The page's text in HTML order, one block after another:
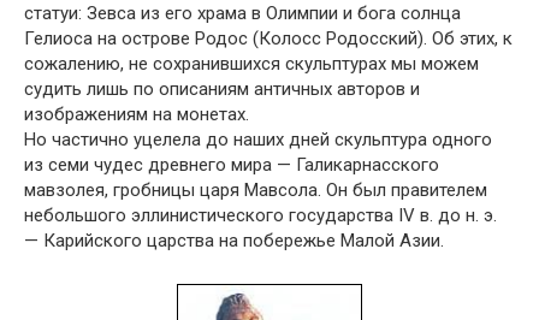
статуи: Зевса из его храма в Олимпии и бога солнца
Гелиоса на острове Родос (Колосс Родосский). Об этих, к
сожалению, не сохранившихся скульптурах мы можем
судить лишь по описаниям античных авторов и
изображениям на монетах.
Но частично уцелела до наших дней скульптура одного
из семи чудес древнего мира — Галикарнасского
мавзолея, гробницы царя Мавсола. Он был правителем
небольшого эллинистического государства IV в. до н. э.
— Карийского царства на побережье Малой Азии.